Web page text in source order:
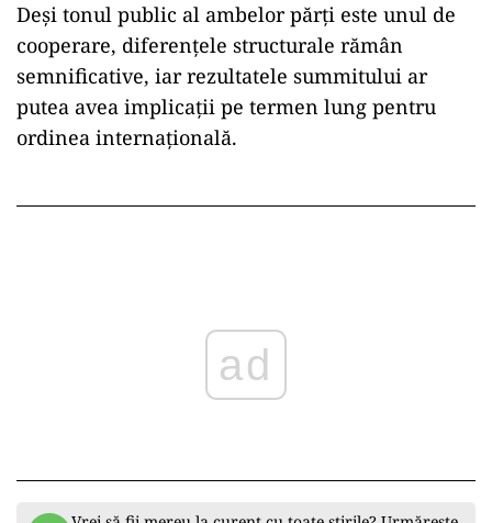
Deși tonul public al ambelor părți este unul de
cooperare, diferențele structurale rămân
semnificative, iar rezultatele summitului ar
putea avea implicații pe termen lung pentru
ordinea internațională.
ad